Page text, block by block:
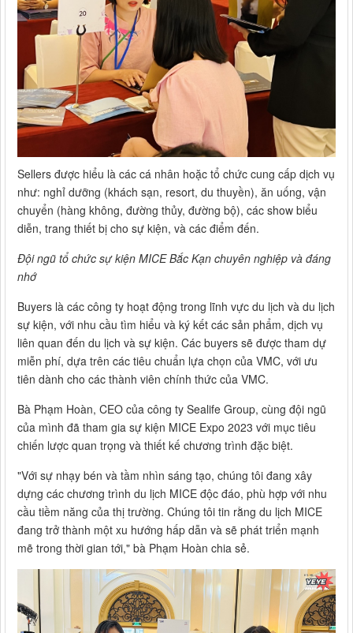
Sellers được hiểu là các cá nhân hoặc tổ chức cung cấp dịch vụ
như: nghỉ dưỡng (khách sạn, resort, du thuyền), ăn uống, vận
chuyển (hàng không, đường thủy, đường bộ), các show biểu
diễn, trang thiết bị cho sự kiện, và các điểm đến.
Đội ngũ tổ chức sự kiện MICE Bắc Kạn chuyên nghiệp và đáng
nhớ
Buyers là các công ty hoạt động trong lĩnh vực du lịch và du lịch
sự kiện, với nhu cầu tìm hiểu và ký kết các sản phẩm, dịch vụ
liên quan đến du lịch và sự kiện. Các buyers sẽ được tham dự
miễn phí, dựa trên các tiêu chuẩn lựa chọn của VMC, với ưu
tiên dành cho các thành viên chính thức của VMC.
Bà Phạm Hoàn, CEO của công ty Sealife Group, cùng đội ngũ
của mình đã tham gia sự kiện MICE Expo 2023 với mục tiêu
chiến lược quan trọng và thiết kế chương trình đặc biệt.
"Với sự nhạy bén và tầm nhìn sáng tạo, chúng tôi đang xây
dựng các chương trình du lịch MICE độc đáo, phù hợp với nhu
cầu tiềm năng của thị trường. Chúng tôi tin rằng du lịch MICE
đang trở thành một xu hướng hấp dẫn và sẽ phát triển mạnh
mẽ trong thời gian tới," bà Phạm Hoàn chia sẻ.